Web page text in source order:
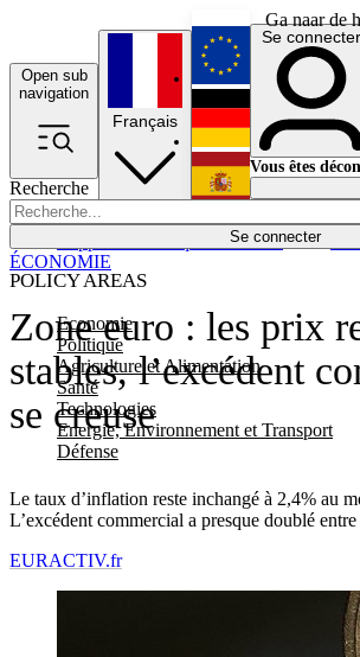
Ga naar de
Open sub
navigation
Recherche
Se connecter
POLICY AREAS
Economie
Politique
Agriculture et Alimentation
Santé
Technologies
Energie, Environnement et Transport
Défense
Économie
Français
English
Deutsch
Español
Se connecter
Vous êtes
Zone euro : les prix
stables, l’excédent
se creuse
Le taux d’inflation reste inchangé à 2,4% au
L’excédent commercial a presque doublé
ÉCONOMIE
EURACTIV.fr